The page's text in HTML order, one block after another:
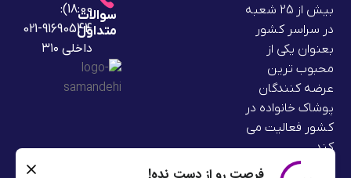
بیش از 25 شعبه
در سراسر کشور
بعنوان یکی از
محبوب ترین
عرضه کنندگان
پوشاک خانواده در
کشور فعالیت می
کند.
سوالات
متداول
18:00):
91690544-021
داخلی ۳۱۰